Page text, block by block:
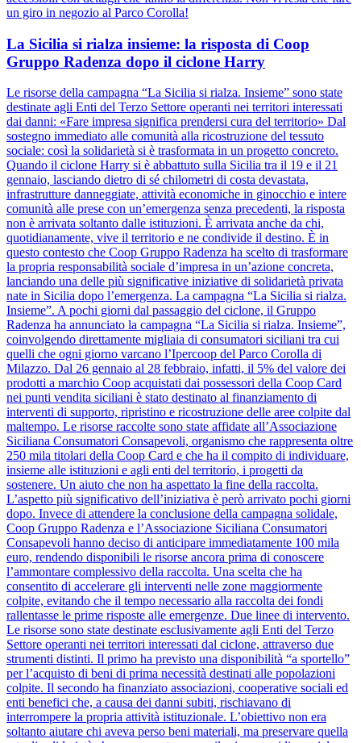
un giro in negozio al Parco Corolla!
La Sicilia si rialza insieme: la risposta di Coop
Gruppo Radenza dopo il ciclone Harry
Le risorse della campagna “La Sicilia si rialza. Insieme” sono state
destinate agli Enti del Terzo Settore operanti nei territori interessati
dai danni: «Fare impresa significa prendersi cura del territorio» Dal
sostegno immediato alle comunità alla ricostruzione del tessuto
sociale: così la solidarietà si è trasformata in un progetto concreto.
Quando il ciclone Harry si è abbattuto sulla Sicilia tra il 19 e il 21
gennaio, lasciando dietro di sé chilometri di costa devastata,
infrastrutture danneggiate, attività economiche in ginocchio e intere
comunità alle prese con un’emergenza senza precedenti, la risposta
non è arrivata soltanto dalle istituzioni. È arrivata anche da chi,
quotidianamente, vive il territorio e ne condivide il destino. È in
questo contesto che Coop Gruppo Radenza ha scelto di trasformare
la propria responsabilità sociale d’impresa in un’azione concreta,
lanciando una delle più significative iniziative di solidarietà privata
nate in Sicilia dopo l’emergenza. La campagna “La Sicilia si rialza.
Insieme”. A pochi giorni dal passaggio del ciclone, il Gruppo
Radenza ha annunciato la campagna “La Sicilia si rialza. Insieme”,
coinvolgendo direttamente migliaia di consumatori siciliani tra cui
quelli che ogni giorno varcano l’Ipercoop del Parco Corolla di
Milazzo. Dal 26 gennaio al 28 febbraio, infatti, il 5% del valore dei
prodotti a marchio Coop acquistati dai possessori della Coop Card
nei punti vendita siciliani è stato destinato al finanziamento di
interventi di supporto, ripristino e ricostruzione delle aree colpite dal
maltempo. Le risorse raccolte sono state affidate all’Associazione
Siciliana Consumatori Consapevoli, organismo che rappresenta oltre
250 mila titolari della Coop Card e che ha il compito di individuare,
insieme alle istituzioni e agli enti del territorio, i progetti da
sostenere. Un aiuto che non ha aspettato la fine della raccolta.
L’aspetto più significativo dell’iniziativa è però arrivato pochi giorni
dopo. Invece di attendere la conclusione della campagna solidale,
Coop Gruppo Radenza e l’Associazione Siciliana Consumatori
Consapevoli hanno deciso di anticipare immediatamente 100 mila
euro, rendendo disponibili le risorse ancora prima di conoscere
l’ammontare complessivo della raccolta. Una scelta che ha
consentito di accelerare gli interventi nelle zone maggiormente
colpite, evitando che il tempo necessario alla raccolta dei fondi
rallentasse le prime risposte alle emergenze. Due linee di intervento.
Le risorse sono state destinate esclusivamente agli Enti del Terzo
Settore operanti nei territori interessati dal ciclone, attraverso due
strumenti distinti. Il primo ha previsto una disponibilità “a sportello”
per l’acquisto di beni di prima necessità destinati alle popolazioni
colpite. Il secondo ha finanziato associazioni, cooperative sociali ed
enti benefici che, a causa dei danni subiti, rischiavano di
interrompere la propria attività istituzionale. L’obiettivo non era
soltanto aiutare chi aveva perso beni materiali, ma preservare quella